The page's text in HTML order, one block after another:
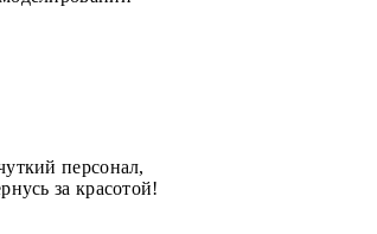
персонал,
за красотой!